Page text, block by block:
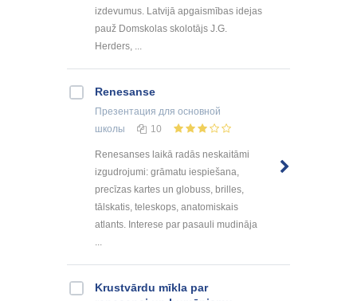
izdevumus. Latvijā apgaismības idejas
pauž Domskolas skolotājs J.G.
Herders, ...
Renesanse
Презентация для основной
школы
10
Renesanses laikā radās neskaitāmi
izgudrojumi: grāmatu iespiešana,
precīzas kartes un globuss, brilles,
tālskatis, teleskops, anatomiskais
atlants. Interese par pasauli mudināja
...
Krustvārdu mīkla par